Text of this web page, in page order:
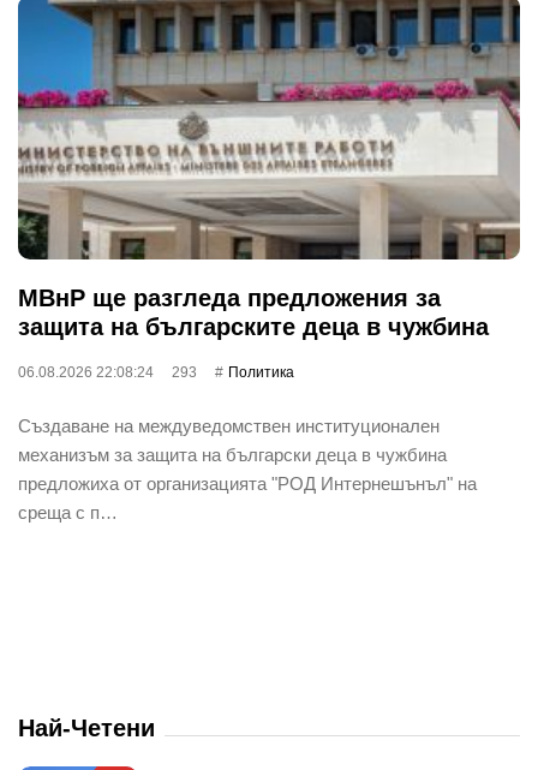
МВнР ще разгледа предложения за
защита на българските деца в чужбина
06.08.2026 22:08:24 293 Политика
Създаване на междуведомствен институционален
механизъм за защита на български деца в чужбина
предложиха от организацията "РОД Интернешънъл" на
среща с п…
Най-Четени